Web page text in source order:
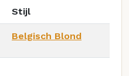
Stijl
Belgisch Blond